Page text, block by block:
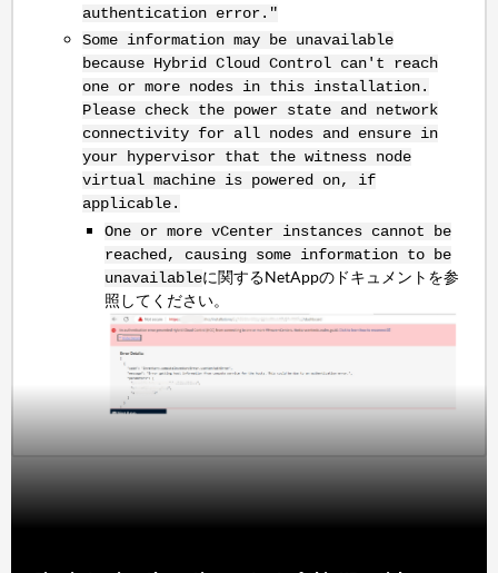
authentication error."
Some information may be unavailable
because Hybrid Cloud Control can't reach
one or more nodes in this installation.
Please check the power state and network
connectivity for all nodes and ensure in
your hypervisor that the witness node
virtual machine is powered on, if
applicable.
One or more vCenter instances cannot be
reached, causing some information to be
unavailableに関するNetAppのドキュメントを参
照してください。